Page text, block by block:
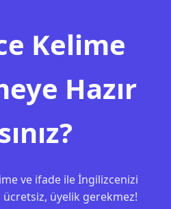
Kelime
Hazır
ve ifade ile İngilizcenizi
üyelik gerekmez!